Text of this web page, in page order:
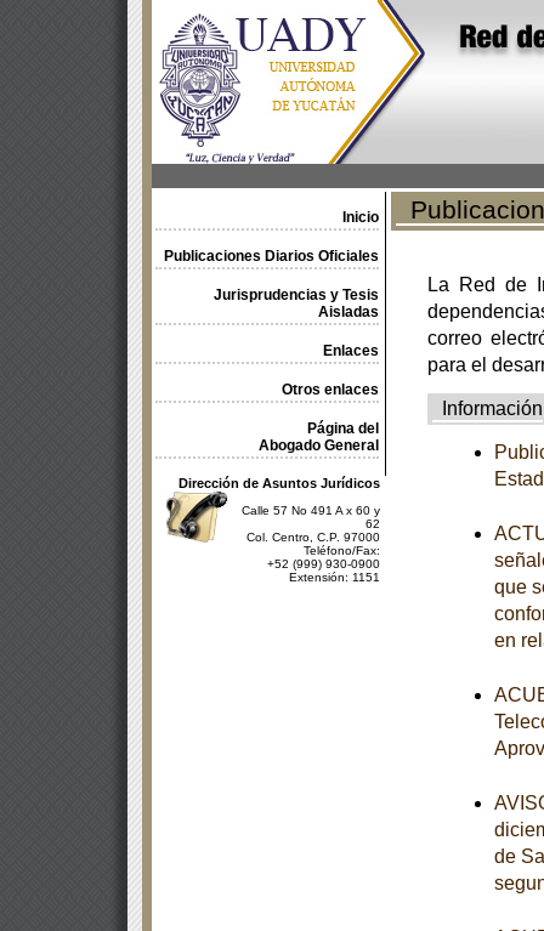
Inicio
Publicaciones Diarios Oficiales
Jurisprudencias y Tesis
Aisladas
Enlaces
Otros enlaces
Página del
Abogado General
Dirección de Asuntos Jurídicos
Calle 57 No 491 A x 60 y
62
Col. Centro, C.P. 97000
Teléfono/Fax:
+52 (999) 930-0900
Extensión: 1151
La Red de
correo
para el
Información
que
en
de